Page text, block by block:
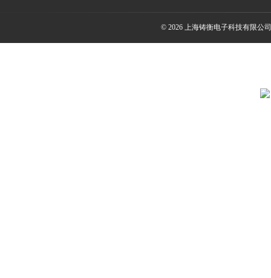
© 2026 上海铸衡电子科技有限公